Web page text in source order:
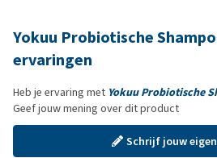
Yokuu Probiotische
ervaringen
Heb je ervaring met Yokuu Probiotische
Geef jouw mening over dit product
Schrijf jouw